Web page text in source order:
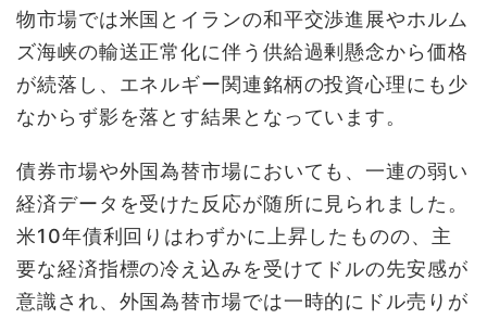
物市場では米国とイランの和平交渉進展やホルム
ズ海峡の輸送正常化に伴う供給過剰懸念から価格
が続落し、エネルギー関連銘柄の投資心理にも少
なからず影を落とす結果となっています。
債券市場や外国為替市場においても、一連の弱い
経済データを受けた反応が随所に見られました。
米10年債利回りはわずかに上昇したものの、主
要な経済指標の冷え込みを受けてドルの先安感が
意識され、外国為替市場では一時的にドル売りが